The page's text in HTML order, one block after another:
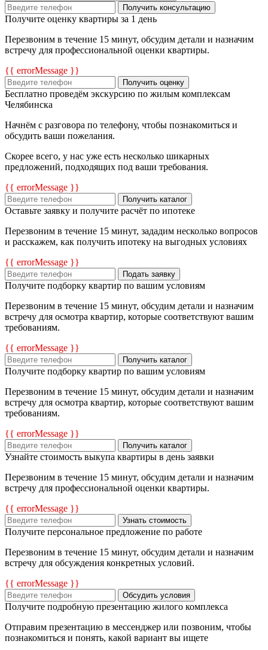
Получить консультацию
Получите оценку квартиры за 1 день
Перезвоним в течение 15 минут, обсудим детали и назначим
встречу для профессиональной оценки квартиры.
{{ errorMessage }}
Получить оценку
Бесплатно проведём экскурсию по жилым комплексам
Челябинска
Начнём с разговора по телефону, чтобы познакомиться и
обсудить ваши пожелания.
Скорее всего, у нас уже есть несколько шикарных
предложений, подходящих под ваши требования.
{{ errorMessage }}
Получить каталог
Оставьте заявку и получите расчёт по ипотеке
Перезвоним в течение 15 минут, зададим несколько вопросов
и расскажем, как получить ипотеку на выгодных условиях
{{ errorMessage }}
Подать заявку
Получите подборку квартир по вашим условиям
Перезвоним в течение 15 минут, обсудим детали и назначим
встречу для осмотра квартир, которые соответствуют вашим
требованиям.
{{ errorMessage }}
Получить каталог
Получите подборку квартир по вашим условиям
Перезвоним в течение 15 минут, обсудим детали и назначим
встречу для осмотра квартир, которые соответствуют вашим
требованиям.
{{ errorMessage }}
Получить каталог
Узнайте стоимость выкупа квартиры в день заявки
Перезвоним в течение 15 минут, обсудим детали и назначим
встречу для профессиональной оценки квартиры.
{{ errorMessage }}
Узнать стоимость
Получите персональное предложение по работе
Перезвоним в течение 15 минут, обсудим детали и назначим
встречу для обсуждения конкретных условий.
{{ errorMessage }}
Обсудить условия
Получите подробную презентацию жилого комплекса
Отправим презентацию в мессенджер или позвоним, чтобы
познакомиться и понять, какой вариант вы ищете